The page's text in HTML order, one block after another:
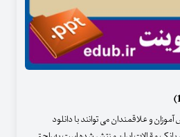
و علاقمندان می توانند با دانلود